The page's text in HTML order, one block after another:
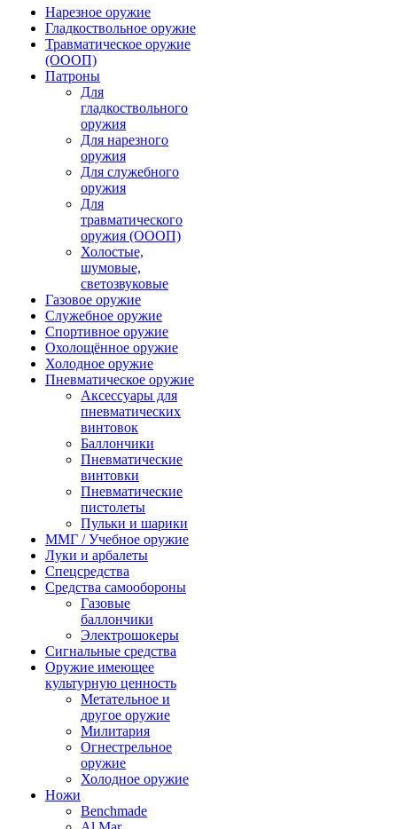
Нарезное оружие
Гладкоствольное оружие
Травматическое оружие
(ОООП)
Патроны
Для
гладкоствольного
оружия
Для нарезного
оружия
Для служебного
оружия
Для
травматического
оружия (ОООП)
Холостые,
шумовые,
светозвуковые
Газовое оружие
Служебное оружие
Спортивное оружие
Охолощённое оружие
Холодное оружие
Пневматическое оружие
Аксессуары для
пневматических
винтовок
Баллончики
Пневматические
винтовки
Пневматические
пистолеты
Пульки и шарики
ММГ / Учебное оружие
Луки и арбалеты
Спецсредства
Средства самообороны
Газовые
баллончики
Электрошокеры
Сигнальные средства
Оружие имеющее
культурную ценность
Метательное и
другое оружие
Милитария
Огнестрельное
оружие
Холодное оружие
Ножи
Benchmade